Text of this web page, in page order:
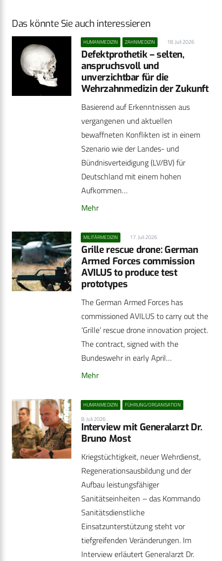
Das könnte Sie auch interessieren
HUMANMEDIZIN ZAHNMEDIZIN 18. Juli 2026
Defektprothetik – selten,
anspruchsvoll und
unverzichtbar für die
Wehrzahnmedizin der Zukunft
Basierend auf Erkenntnissen aus
vergangenen und aktuellen
bewaffneten Konflikten ist in einem
Szenario wie der Landes- und
Bündnisverteidigung (LV/BV) für
Deutschland mit einem hohen
Aufkommen…
Mehr
MILITÄRMEDIZIN 17. Juli 2026
Grille rescue drone: German
Armed Forces commission
AVILUS to produce test
prototypes
The German Armed Forces has
commissioned AVILUS to carry out the
‘Grille’ rescue drone innovation project.
The contract, signed with the
Bundeswehr in early April…
Mehr
HUMANMEDIZIN FÜHRUNG/ORGANISATION
8. Juli 2026
Interview mit Generalarzt Dr.
Bruno Most
Kriegstüchtigkeit, neuer Wehrdienst,
Regenerationsausbildung und der
Aufbau leistungsfähiger
Sanitätseinheiten – das Kommando
Sanitätsdienstliche
Einsatzunterstützung steht vor
tiefgreifenden Veränderungen. Im
Interview erläutert Generalarzt Dr.